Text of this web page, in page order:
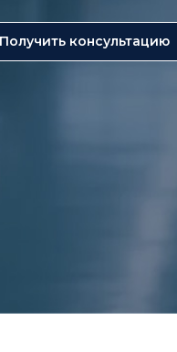
Получить консультацию